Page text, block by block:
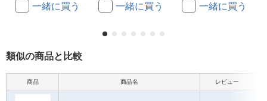
一緒に買う 一緒に買う 一緒に買う
類似の商品と比較
商品 商品名 レビュー